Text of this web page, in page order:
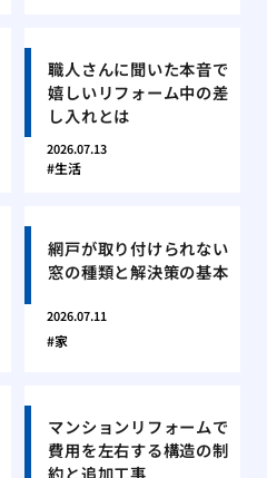
職人さんに聞いた本音で
嬉しいリフォーム中の差
し入れとは
2026.07.13
生活
網戸が取り付けられない
窓の種類と解決策の基本
2026.07.11
家
マンションリフォームで
費用を左右する構造の制
約と追加工事